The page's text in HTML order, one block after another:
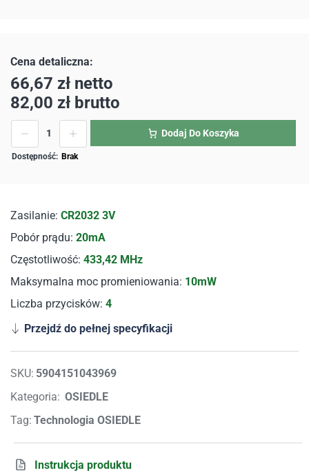
Zasilanie: CR2032 3V
Pobór prądu: 20mA
Częstotliwość: 433,42 MHz
Maksymalna moc promieniowania: 10mW
Liczba przycisków: 4
Przejdź do pełnej specyfikacji
SKU: 5904151043969
Kategoria: OSIEDLE
Tag: Technologia OSIEDLE
Instrukcja produktu
66,67 zł netto
82,00 zł brutto
Brak
Dodaj Do Koszyka